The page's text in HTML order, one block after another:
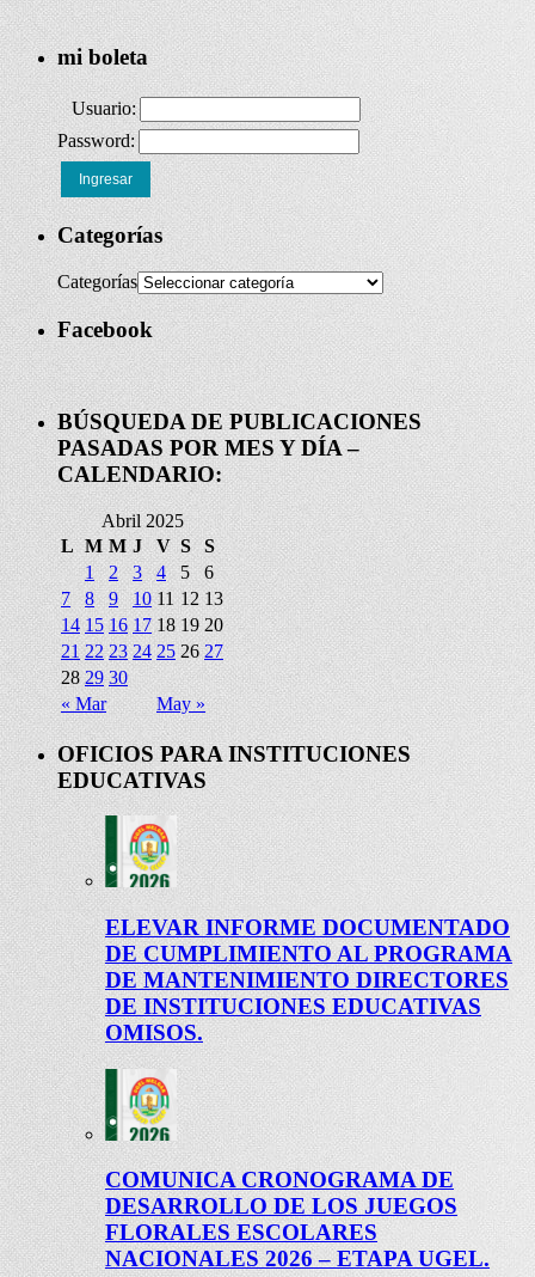
mi boleta
Usuario:
Password:
Ingresar
Categorías
Categorías
Facebook
BÚSQUEDA DE PUBLICACIONES
PASADAS POR MES Y DÍA –
CALENDARIO:
Abril 2025
L M M J V S S
« Mar May »
1 2 3 4 5
6
7
8 9 10 11 12 13
14 15 16 17 18 19 20
21 22 23 24 25 26 27
28 29 30
OFICIOS PARA INSTITUCIONES
EDUCATIVAS
ELEVAR INFORME DOCUMENTADO
DE CUMPLIMIENTO AL PROGRAMA
DE MANTENIMIENTO DIRECTORES
DE INSTITUCIONES EDUCATIVAS
OMISOS.
COMUNICA CRONOGRAMA DE
DESARROLLO DE LOS JUEGOS
FLORALES ESCOLARES
NACIONALES 2026 – ETAPA UGEL.